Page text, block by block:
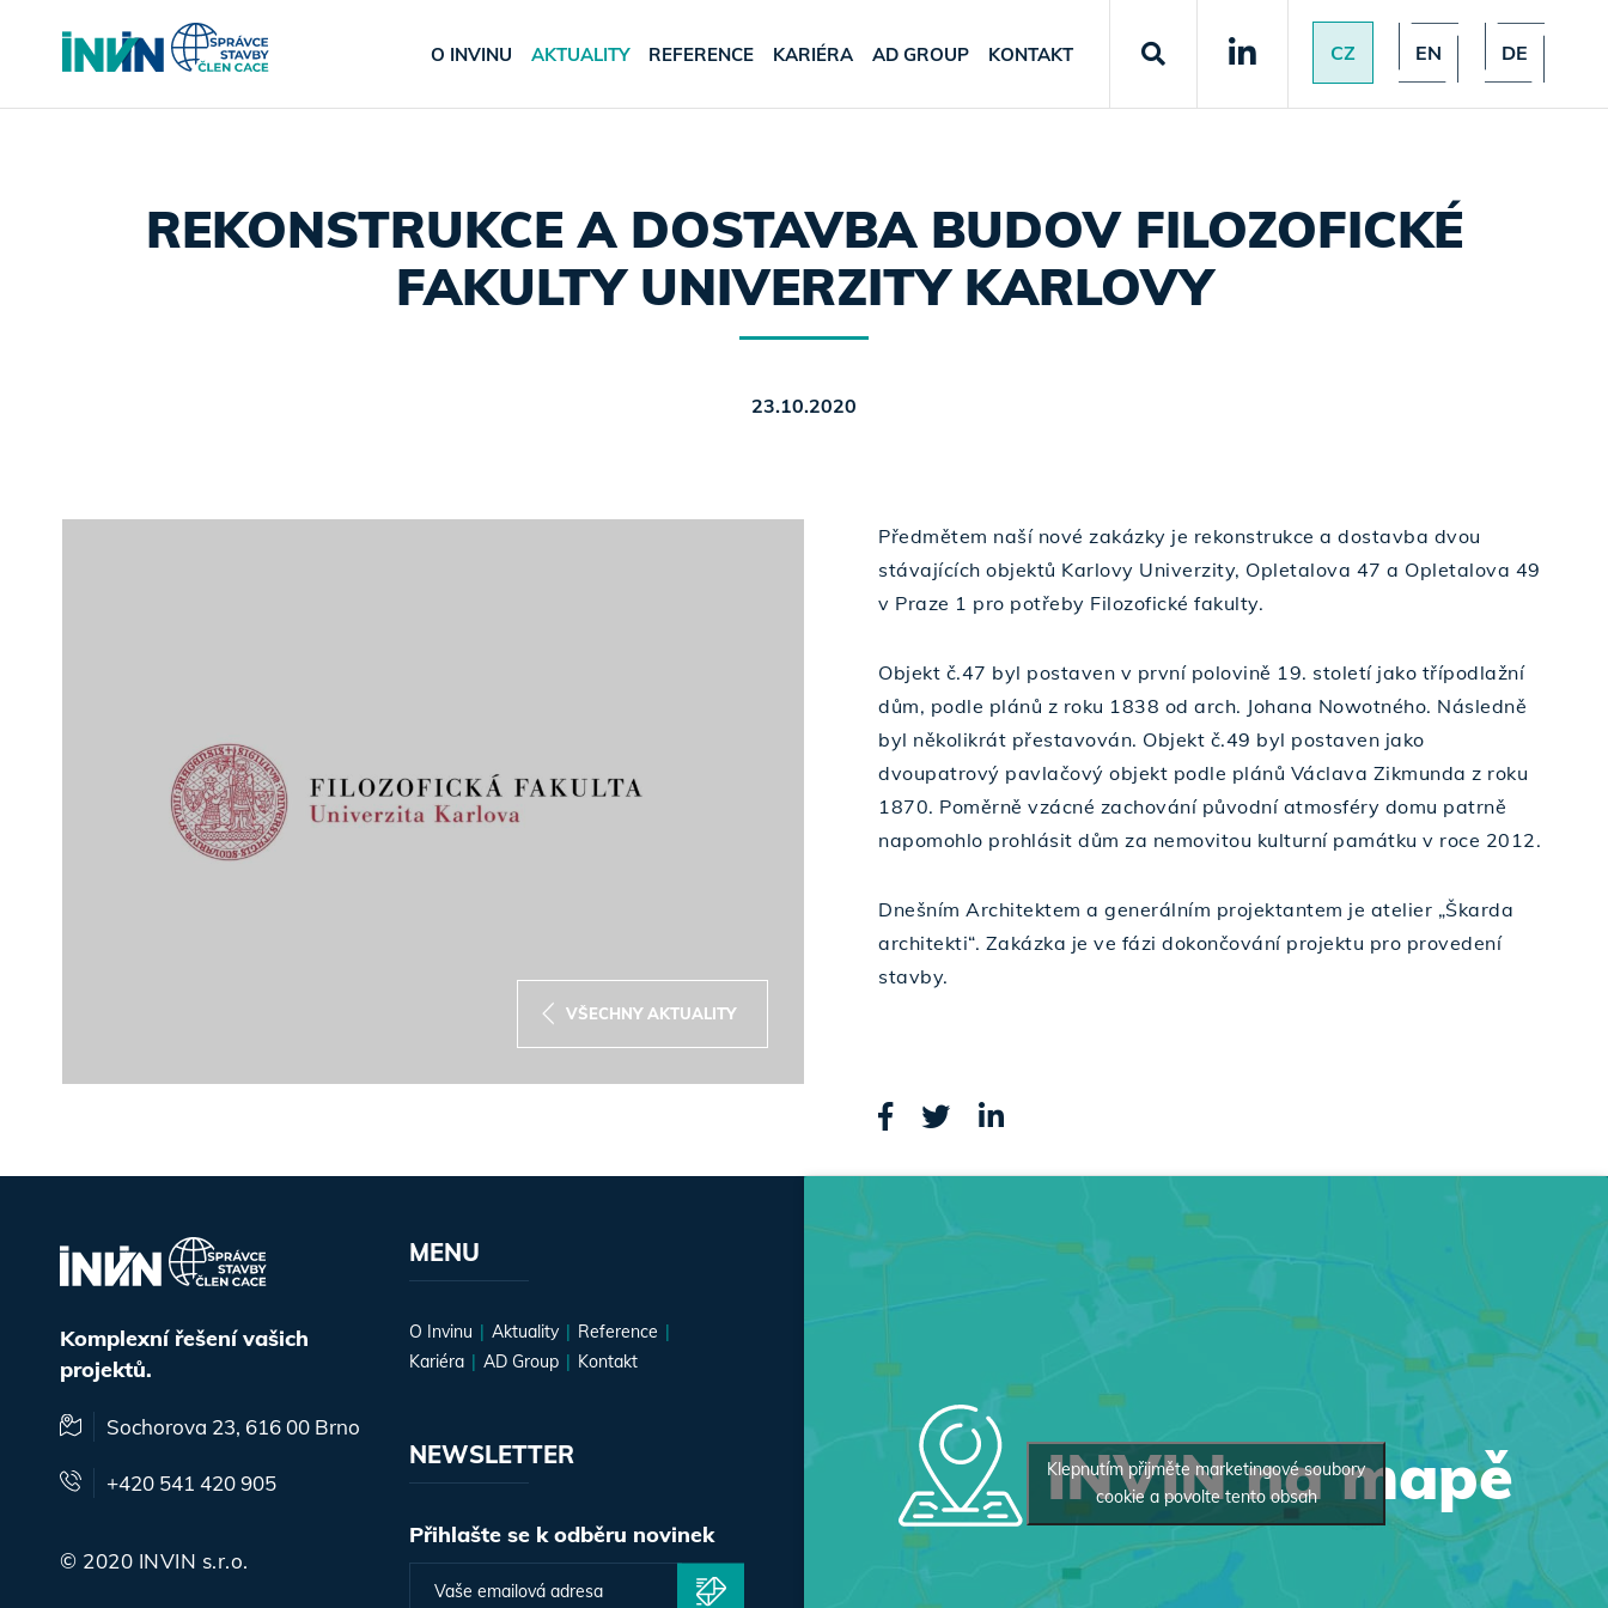
O INVINU AKTUALITY REFERENCE KARIÉRA AD GROUP KONTAKT CZ EN DE
REKONSTRUKCE A DOSTAVBA BUDOV FILOZOFICKÉ
FAKULTY UNIVERZITY KARLOVY
23.10.2020
VŠECHNY AKTUALITY
Předmětem naší nové zakázky je rekonstrukce a dostavba dvou
stávajících objektů Karlovy Univerzity, Opletalova 47 a Opletalova 49
v Praze 1 pro potřeby Filozofické fakulty.
Objekt č.47 byl postaven v první polovině 19. století jako třípodlažní
dům, podle plánů z roku 1838 od arch. Johana Nowotného. Následně
byl několikrát přestavován. Objekt č.49 byl postaven jako
dvoupatrový pavlačový objekt podle plánů Václava Zikmunda z roku
1870. Poměrně vzácné zachování původní atmosféry domu patrně
napomohlo prohlásit dům za nemovitou kulturní památku v roce 2012.
Dnešním Architektem a generálním projektantem je atelier „Škarda
architekti“. Zakázka je ve fázi dokončování projektu pro provedení
stavby.
INVIN na mapě
Klepnutím přijměte marketingové soubory
cookie a povolte tento obsah
Komplexní řešení vašich
projektů.
Sochorova 23, 616 00 Brno
+420 541 420 905
© 2020 INVIN s.r.o.
MENU
O Invinu Aktuality
Reference
Kariéra
AD Group Kontakt
NEWSLETTER
Přihlašte se k odběru novinek